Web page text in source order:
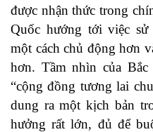
được nhận thức trong
Quốc hướng tới việc
một cách chủ động hơn
hơn. Tầm nhìn của
“cộng đồng tương lai
dung ra một kịch bản
hưởng rất lớn, đủ để